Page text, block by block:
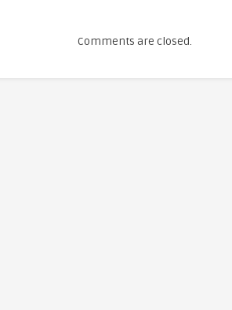
Comments are closed.